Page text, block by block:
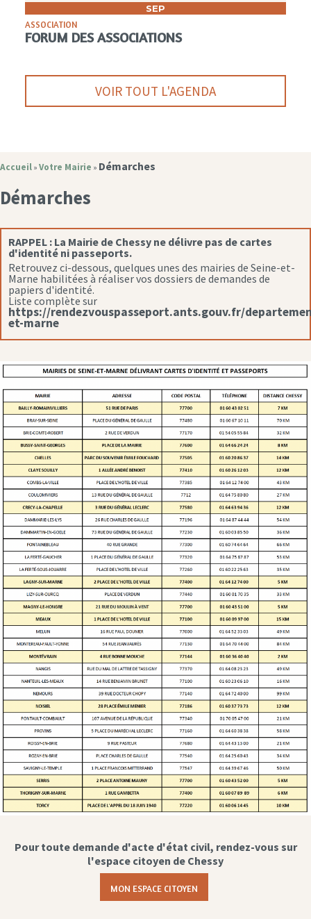
SEP
ASSOCIATION
FORUM DES ASSOCIATIONS
VOIR TOUT L'AGENDA
Accueil » Votre Mairie » Démarches
Démarches
RAPPEL : La Mairie de Chessy ne délivre pas de cartes
d'identité ni passeports.
Retrouvez ci-dessous, quelques unes des mairies de Seine-et-
Marne habilitées à réaliser vos dossiers de demandes de
papiers d'identité.
Liste complète sur
https://rendezvouspasseport.ants.gouv.fr/
et-marne
Pour toute demande d'acte d'état civil, rendez-vous sur
l'espace citoyen de Chessy
MON ESPACE CITOYEN